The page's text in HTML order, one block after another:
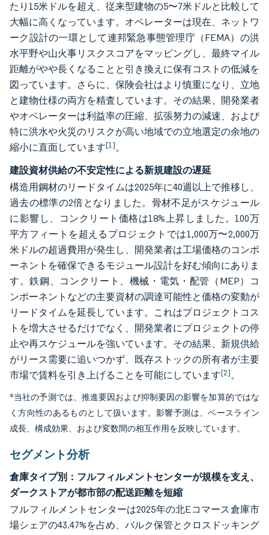
たり15米ドルを超え、従来型建物の5〜7米ドルと比較して
大幅に高くなっています。オペレーターは現在、ネットワ
ーク設計の一環として連邦緊急事態管理庁（FEMA）の洪
水平野や山火事リスクスコアをマッピングし、最終マイル
距離がやや長くなることと引き換えに保有コストの低減を
図っています。さらに、保険会社はより慎重になり、立地
と建物仕様の両方を精査しています。その結果、開発業者
やオペレーターは利益率の圧縮、拡張努力の減速、および
特に洪水や火災のリスクが高い地域での立地選定の余地の
縮小に直面しています[1]。
建設資材供給の不安定性による新規建設の遅延
構造用鋼材のリードタイムは2025年に40週以上で推移し、
過去の標準の2倍となりました。骨材不足がスケジュール
に影響し、コンクリート価格は18%上昇しました。100万
平方フィートを超えるプロジェクトでは1,000万〜2,000万
米ドルの超過費用が発生し、開発業者は工場価格のコンポ
ーネントを確保できるモジュール設計を好む傾向にありま
す。鉄鋼、コンクリート、機械・電気・配管（MEP）コ
ンポーネントなどの主要資材の調達可能性と価格の変動が
リードタイムを延長しています。これはプロジェクトコス
トを増大させるだけでなく、開発業者にプロジェクトの停
止や再スケジュールを強いています。その結果、新規供給
がリース需要に追いつかず、既存ストックの所有者が主要
市場で賃料を引き上げることを可能にしています[2]。
*当社の予測では、推進要因および抑制要因の影響を加算的ではな
く方向性のあるものとして扱います。影響予測は、ベースライン
成長、構成効果、および変数間の相互作用を反映しています。
セグメント分析
倉庫タイプ別：フルフィルメントセンターが規模を支え、
ダークストアが都市部の配送距離を短縮
フルフィルメントセンターは2025年の北Eコマース倉庫市
場シェアの43.47%を占め、バルク保管とクロスドッキング